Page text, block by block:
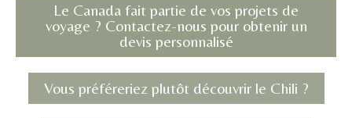
Le Canada fait partie de vos projets de
voyage ? Contactez-nous pour obtenir un
devis personnalisé
Vous préféreriez plutôt découvrir le Chili ?